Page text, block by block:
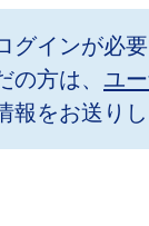
グインが必
の方は、 ユ
をお送りし